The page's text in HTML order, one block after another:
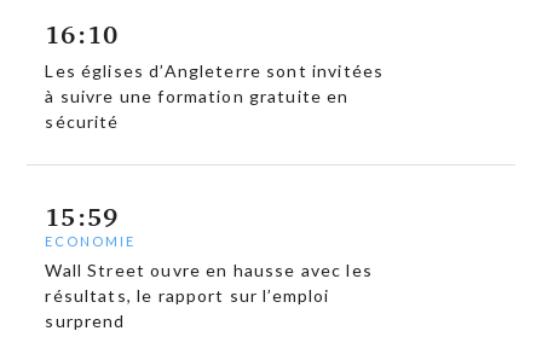
16:10
Les églises d’Angleterre sont invitées
à suivre une formation gratuite en
sécurité
15:59
ECONOMIE
Wall Street ouvre en hausse avec les
résultats, le rapport sur l’emploi
surprend